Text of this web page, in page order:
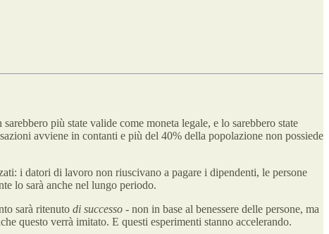
più state valide come moneta legale, e lo sarebbero state
avviene in contanti e più del 40% della popolazione non possiede
i datori di lavoro non riuscivano a pagare i dipendenti, le persone
lo sarà anche nel lungo periodo.
sarà ritenuto di successo - non in base al benessere delle persone, ma
questo verrà imitato. E questi esperimenti stanno accelerando.